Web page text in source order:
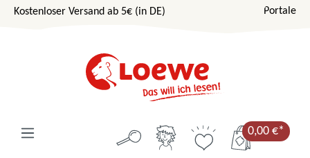
Zum Hauptinhalt springen
Kostenloser Versand ab 5€ (in DE) Portale
0,00 €*